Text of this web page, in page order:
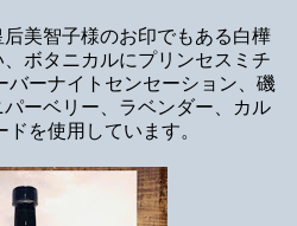
美智子様のお印でもある白樺
ボタニカルにプリンセスミチ
バーナイトセンセーション、磯
ーベリー、ラベンダー、カル
を使用しています。